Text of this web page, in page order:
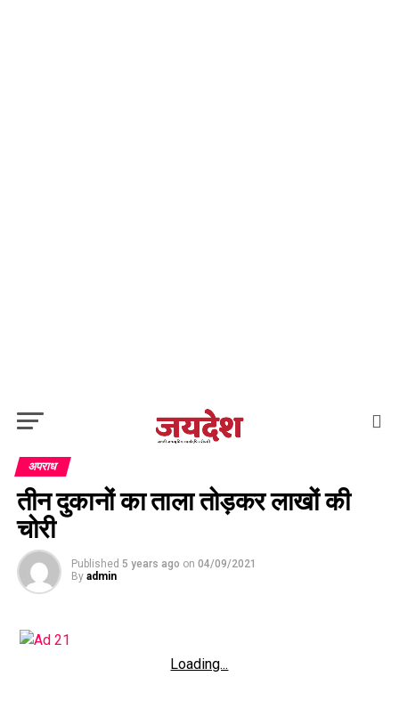
अपराध
तीन दुकानों का ताला तोड़कर लाखों की
चोरी
Published 5 years ago on 04/09/2021
By admin
Loading...